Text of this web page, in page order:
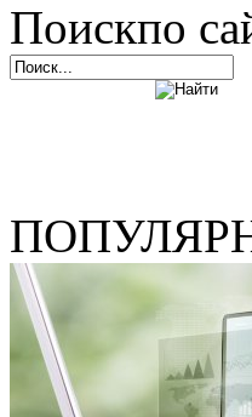
Поискпо